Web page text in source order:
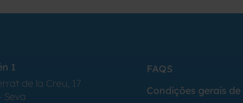
1
de la Creu, 17
Seva
FAQS
Condições gerais